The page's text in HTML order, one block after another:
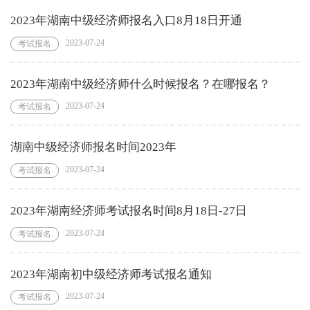
2023年湖南中级经济师报名入口8月18日开通
考试报名 2023-07-24
2023年湖南中级经济师什么时候报名？在哪报名？
考试报名 2023-07-24
湖南中级经济师报名时间2023年
考试报名 2023-07-24
2023年湖南经济师考试报名时间8月18日-27日
考试报名 2023-07-24
2023年湖南初中级经济师考试报名通知
考试报名 2023-07-24